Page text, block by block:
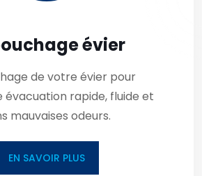
évier
de votre évier pour
évacuation rapide, fluide et
mauvaises odeurs.
EN SAVOIR PLUS